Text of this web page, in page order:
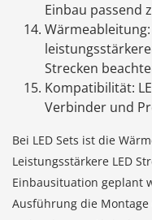
Einbau passend
Strecken
Kompatibilität:
Verbinder und
Bei LED Sets ist die
Leistungsstärkere LED
Einbausituation geplant
Ausführung die